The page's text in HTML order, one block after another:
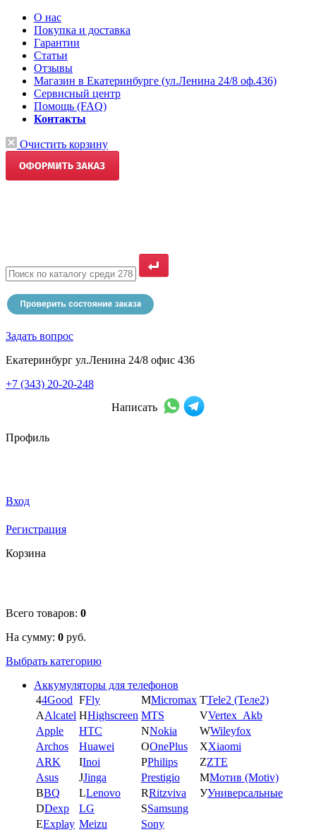
О нас
Покупка и доставка
Гарантии
Статьи
Отзывы
Магазин в Екатеринбурге (ул.Ленина 24/8 оф.436)
Сервисный центр
Помощь (FAQ)
Контакты
Очистить корзину
Задать вопрос
Екатеринбург ул.Ленина 24/8 офис 436
+7 (343) 20-20-248
Написать
Профиль
Вход
Регистрация
Корзина
Всего товаров: 0
На сумму: 0 руб.
Выбрать категорию
Аккумуляторы для телефонов
44Good FFly MMicromax TTele2 (Теле2)
AAlcatel HHighscreen MTS VVertex_Akb
Apple
HTC NNokia WWileyfox
Archos
Huawei OOnePlus XXiaomi
ARK
IInoi PPhilips ZZTE
Asus
JJinga Prestigio ММотив (Motiv)
BBQ LLenovo RRitzviva УУниверсальные
DDexp LG SSamsung
EExplay Meizu
Sony